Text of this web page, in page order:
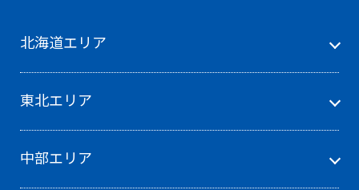
北海道エリア
東北エリア
中部エリア